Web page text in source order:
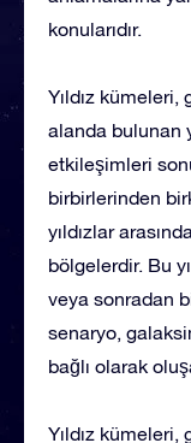
konularıdır.
Yıldız
alanda bulunan
etkileşimleri
birbirlerinden
yıldızlar
bölgelerdir. Bu
veya sonradan
senaryo,
bağlı olarak
Yıldız kümeleri,